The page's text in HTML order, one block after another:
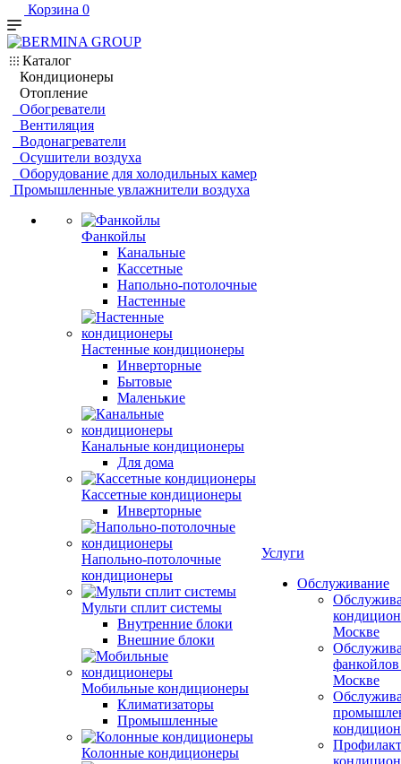
Корзина 0
Каталог
Кондиционеры
Отопление
Обогреватели
Вентиляция
Водонагреватели
Осушители воздуха
Оборудование для холодильных камер
Промышленные увлажнители воздуха
Фанкойлы
Канальные
Кассетные
Напольно-потолочные
Настенные
Настенные кондиционеры
Инверторные
Бытовые
Маленькие
Канальные кондиционеры
Для дома
Кассетные кондиционеры
Инверторные
Напольно-потолочные
кондиционеры
Мульти сплит системы
Внутренние блоки
Внешние блоки
Мобильные кондиционеры
Климатизаторы
Промышленные
Колонные кондиционеры
Услуги
Обслуживание
Москве
Москве